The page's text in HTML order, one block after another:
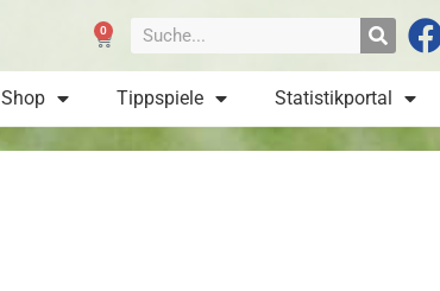
Shop Tippspiele Statistikportal
0